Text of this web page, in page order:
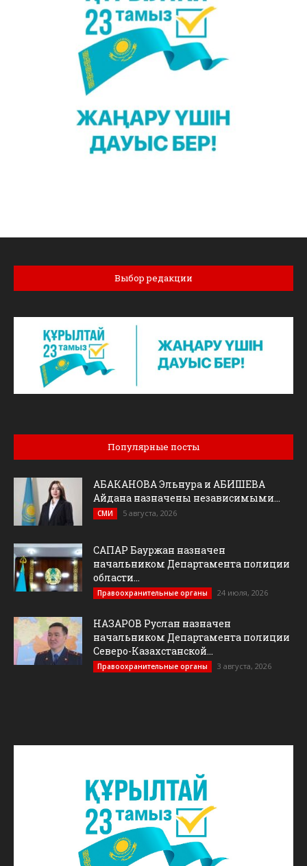
Выбор редакции
Популярные посты
АБАКАНОВА Эльнура и АБИШЕВА
Айдана назначены независимыми...
СМИ 5 августа, 2026
САПАР Бауржан назначен
начальником Департамента полиции
области...
Правоохранительные органы 24 июля, 2026
НАЗАРОВ Руслан назначен
начальником Департамента полиции
Северо-Казахстанской...
Правоохранительные органы 3 августа, 2026